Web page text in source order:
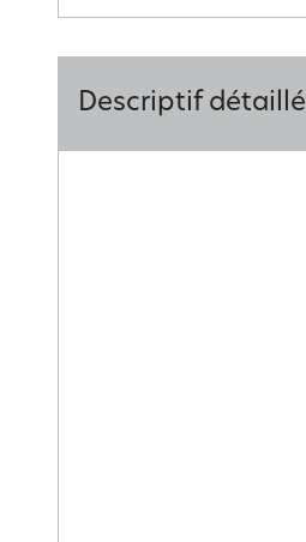
Descriptif détaillé